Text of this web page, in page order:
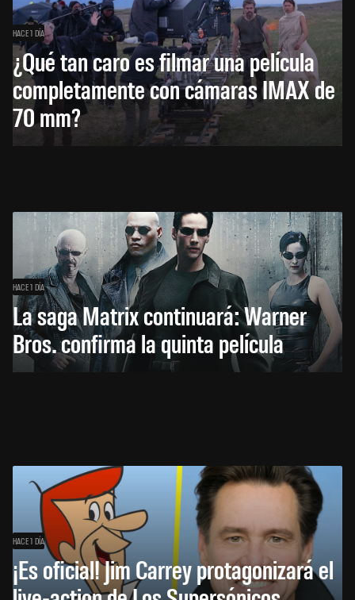
HACE 1 DÍA
¿Qué tan caro es filmar una película
completamente con cámaras IMAX de
70 mm?
HACE 1 DÍA
La saga Matrix continuará: Warner
Bros. confirma la quinta película
HACE 1 DÍA
¡Es oficial! Jim Carrey protagonizará el